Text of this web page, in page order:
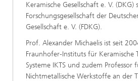
Keramische Gesellschaft e. V. (DKG)
Forschungsgesellschaft der
Gesellschaft e. V. (FDKG).
Prof. Alexander Michaelis ist seit
Fraunhofer-Instituts für Keramische
Systeme IKTS und zudem Professor
Nichtmetallische Werkstoffe an der